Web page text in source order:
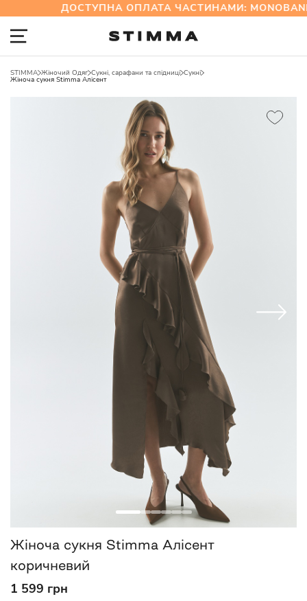
ДОСТУПНА ОПЛАТА ЧАСТИНАМИ:
STIMMA Жіночий Одяг Сукні, сарафани та спідниці Сукні
Жіноча сукня Stimma Алісент
Жіноча сукня Stimma Алісент
коричневий
1 599 грн